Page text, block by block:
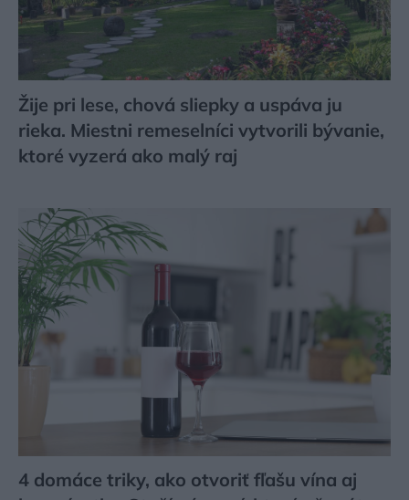
Žije pri lese, chová sliepky a uspáva ju
rieka. Miestni remeselníci vytvorili bývanie,
ktoré vyzerá ako malý raj
4 domáce triky, ako otvoriť fľašu vína aj